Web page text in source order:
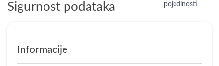
Sigurnost podataka
pojedinosti
Informacije